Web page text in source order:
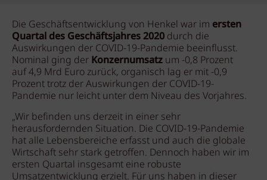
Die Geschäftsentwicklung von Henkel war im ersten
Quartal des Geschäftsjahres 2020 durch die
Auswirkungen der COVID-19-Pandemie beeinflusst.
Nominal ging der Konzernumsatz um -0,8 Prozent
auf 4,9 Mrd Euro zurück, organisch lag er mit -0,9
Prozent trotz der Auswirkungen der COVID-19-
Pandemie nur leicht unter dem Niveau des Vorjahres.
„Wir befinden uns derzeit in einer sehr
herausfordernden Situation. Die COVID-19-Pandemie
hat alle Lebensbereiche erfasst und auch die globale
Wirtschaft sehr stark getroffen. Dennoch haben wir im
ersten Quartal insgesamt eine robuste
Umsatzentwicklung erzielt. Für uns haben in dieser